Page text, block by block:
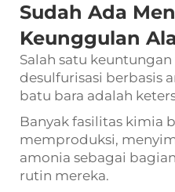
Sudah Ada
Keunggulan
Salah satu
desulfurisasi berbasis
batu bara adalah
Banyak fasilitas kimia
memproduksi,
amonia sebagai
rutin mereka.